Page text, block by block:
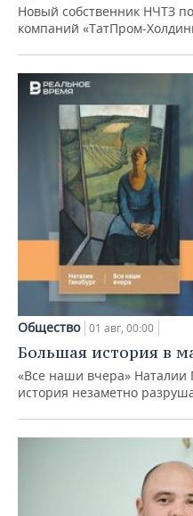
Новый собственник НЧТЗ
компаний «ТатПром-
Общество 01 авг, 00:00
Большая история в
«Все наши вчера» Наталии
история незаметно